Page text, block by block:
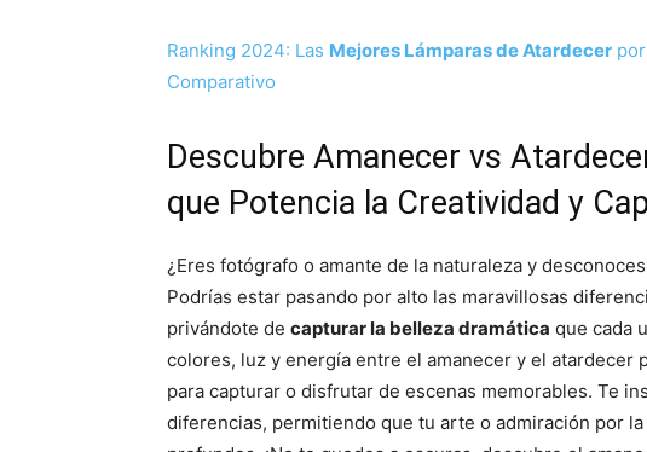
Ranking 2024: Las Mejores Lámparas de Atardecer
Comparativo
Descubre Amanecer vs
que Potencia la Creatividad y
¿Eres fotógrafo o amante de la naturaleza y
Podrías estar pasando por alto las maravillosas
privándote de capturar la belleza dramática que cada
colores, luz y energía entre el amanecer y el atardecer
para capturar o disfrutar de escenas memorables. Te
diferencias, permitiendo que tu arte o admiración por